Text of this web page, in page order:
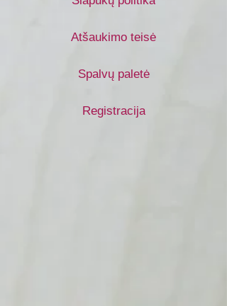
Atšaukimo teisė
Spalvų paletė
Registracija